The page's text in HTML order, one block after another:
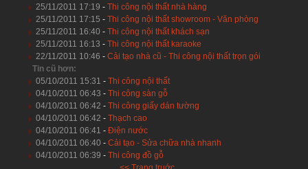
25/11/2011 17:19 - Thi công nội thất nhà hàng
25/11/2011 17:15 - Thi công nội thất showroom - Văn phòng
25/11/2011 16:40 - Thi công nội thất khách sạn
25/11/2011 16:13 - Thi công nội thất karaoke
22/11/2011 10:46 - Cải tạo nhà cũ - Thi công nội thất trọn gói
Tin cũ hơn:
05/10/2011 15:31 - Thi công nội thất
04/10/2011 06:43 - Thi công sàn gỗ
04/10/2011 06:42 - Thi công giấy dán tường
04/10/2011 06:42 - Thạch cao
04/10/2011 06:41 - Điện nước
04/10/2011 06:40 - Cải tạo - Sửa chữa nhà nhanh
04/10/2011 06:39 - Thi công đồ gỗ